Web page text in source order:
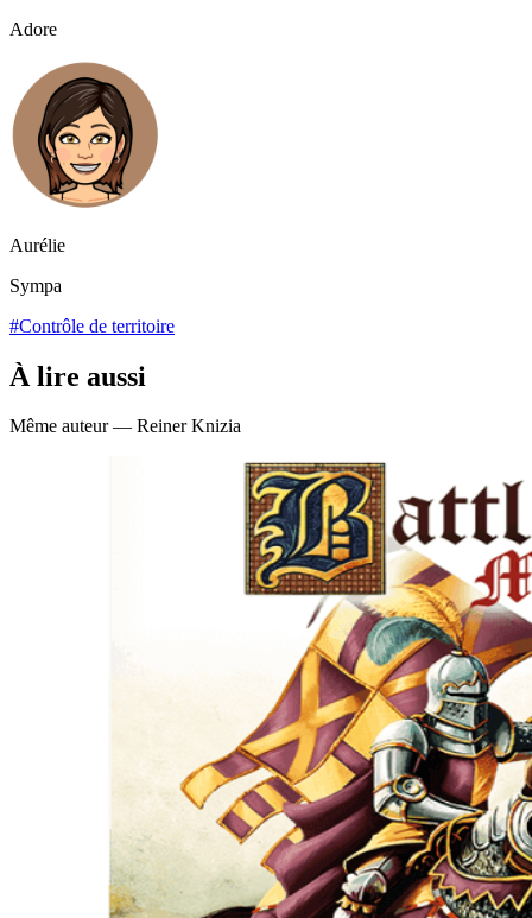
Adore
Aurélie
Sympa
#Contrôle de territoire
À lire aussi
Même auteur — Reiner Knizia